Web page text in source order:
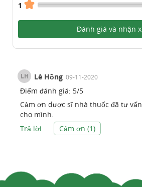
1
Đánh giá và nhận
LH Lê Hồng 09-11-2020
Điểm đánh giá: 5/5
Cảm ơn dược sĩ nhà thuốc đã tư
cho mình.
Trả lời
Cảm ơn (1)